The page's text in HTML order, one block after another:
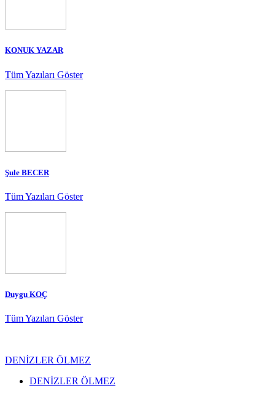
KONUK YAZAR
Tüm Yazıları Göster
Şule BECER
Tüm Yazıları Göster
Duygu KOÇ
Tüm Yazıları Göster
DENİZLER ÖLMEZ
DENİZLER ÖLMEZ